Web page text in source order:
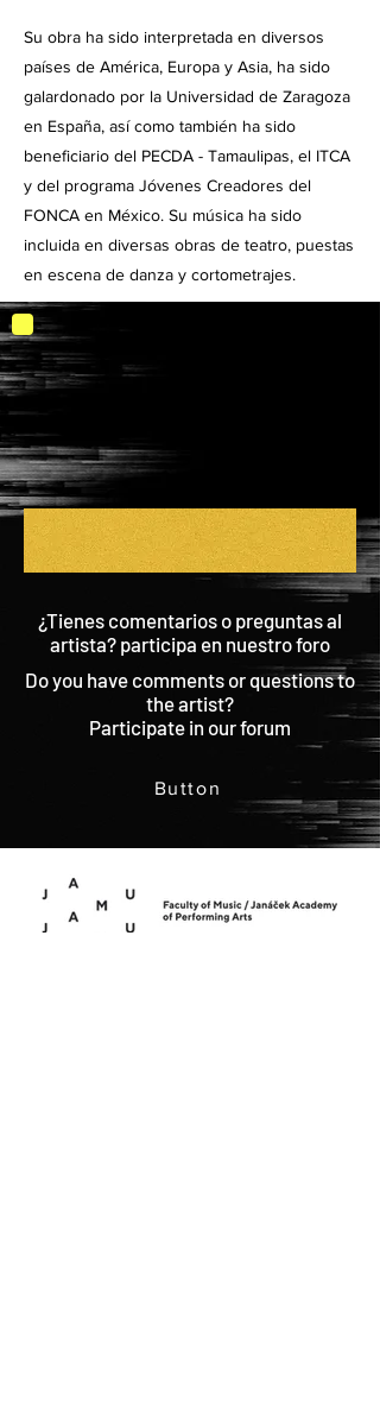
Su obra ha sido interpretada en diversos
países de América, Europa y Asia, ha sido
galardonado por la Universidad de Zaragoza
en España, así como también ha sido
beneficiario del PECDA - Tamaulipas, el ITCA
y del programa Jóvenes Creadores del
FONCA en México. Su música ha sido
incluida en diversas obras de teatro, puestas
en escena de danza y cortometrajes.
¿Tienes comentarios o preguntas al
artista? participa en nuestro foro
Do you have comments or questions to
the artist?
Participate in our forum
Button